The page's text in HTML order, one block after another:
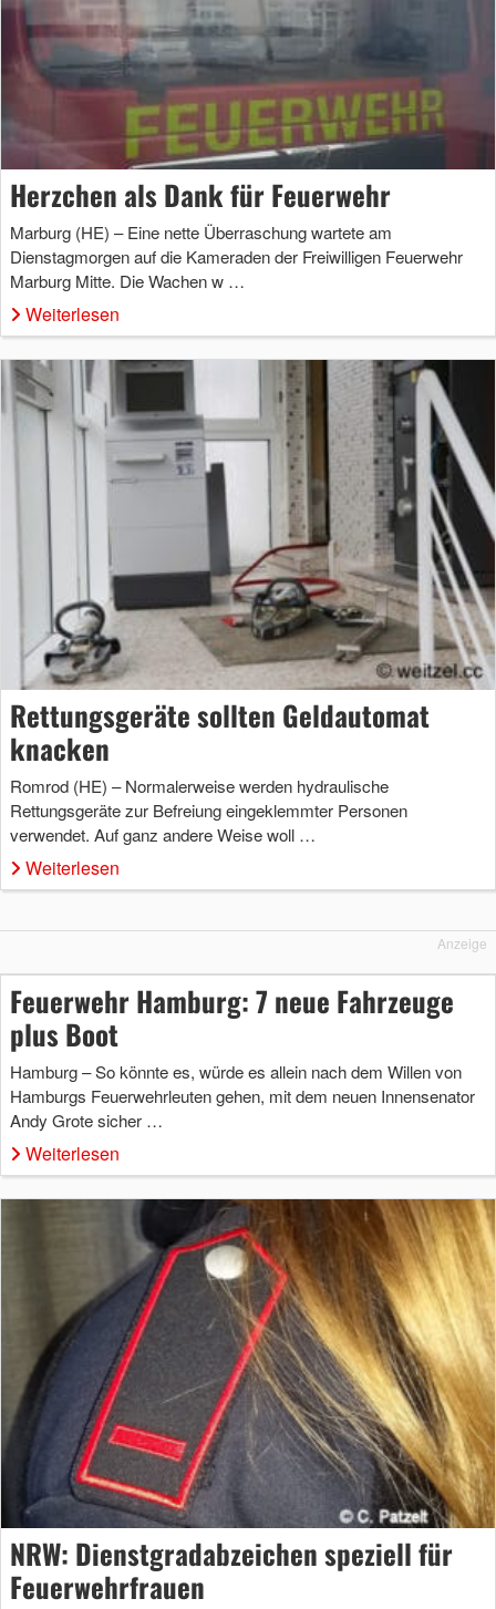
Herzchen als Dank für Feuerwehr
Marburg (HE) – Eine nette Überraschung wartete am
Dienstagmorgen auf die Kameraden der Freiwilligen Feuerwehr
Marburg Mitte. Die Wachen w …
Weiterlesen
Rettungsgeräte sollten Geldautomat
knacken
Romrod (HE) – Normalerweise werden hydraulische
Rettungsgeräte zur Befreiung eingeklemmter Personen
verwendet. Auf ganz andere Weise woll …
Weiterlesen
Anzeige
Feuerwehr Hamburg: 7 neue Fahrzeuge
plus Boot
Hamburg – So könnte es, würde es allein nach dem Willen von
Hamburgs Feuerwehrleuten gehen, mit dem neuen Innensenator
Andy Grote sicher …
Weiterlesen
NRW: Dienstgradabzeichen speziell für
Feuerwehrfrauen